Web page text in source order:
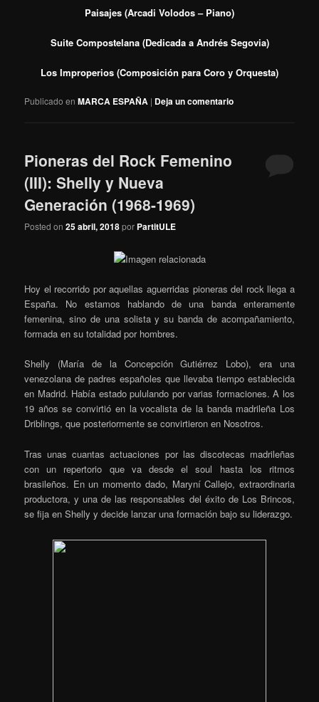
Paisajes (Arcadi Volodos – Piano)
Suite Compostelana (Dedicada a Andrés Segovia)
Los Improperios (Composición para Coro y Orquesta)
Publicado en MARCA ESPAÑA | Deja un comentario
Pioneras del Rock Femenino
(III): Shelly y Nueva
Generación (1968-1969)
Posted on25 abril, 2018por PartitULE
Hoy el recorrido por aquellas aguerridas pioneras del rock llega a
España. No estamos hablando de una banda enteramente
femenina, sino de una solista y su banda de acompañamiento,
formada en su totalidad por hombres.
Shelly (María de la Concepción Gutiérrez Lobo), era una
venezolana de padres españoles que llevaba tiempo establecida
en Madrid. Había estado pululando por varias formaciones. A los
19 años se convirtió en la vocalista de la banda madrileña Los
Driblings, que posteriormente se convirtieron en Nosotros.
Tras unas cuantas actuaciones por las discotecas madrileñas
con un repertorio que va desde el soul hasta los ritmos
brasileños. En un momento dado, Maryní Callejo, extraordinaria
productora, y una de las responsables del éxito de Los Brincos,
se fija en Shelly y decide lanzar una formación bajo su liderazgo.